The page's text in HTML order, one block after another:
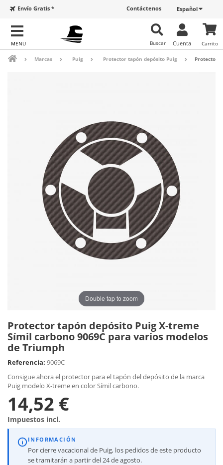
Español
Contáctenos
Envío Gratis *
Carrito
Cuenta
Buscar
Marcas Puig Protector tapón depósito Puig Protector
Double tap to zoom
Protector tapón depósito Puig X-treme
Símil carbono 9069C para varios modelos
de Triumph
Referencia: 9069C
Consigue ahora el protector para el tapón del depósito de la marca
Puig modelo X-treme en color Símil carbono.
14,52 €
Impuestos incl.
INFORMACIÓN
Por cierre vacacional de Puig, los pedidos de este producto
se tramitarán a partir del 24 de agosto.